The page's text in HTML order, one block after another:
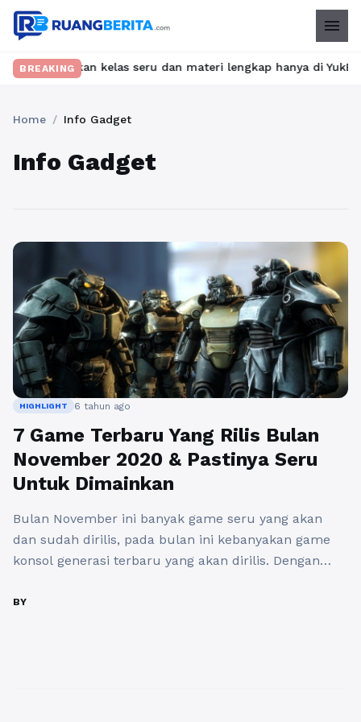
menu
BREAKINGkelas seru dan materi lengkap hanya di
Home / Info Gadget
Info Gadget
HIGHLIGHT 6 tahun ago
7 Game Terbaru Yang Rilis Bulan
November 2020 & Pastinya Seru
Untuk Dimainkan
Bulan November ini banyak game seru yang akan
dan sudah dirilis, pada bulan ini kebanyakan game
konsol generasi terbaru yang akan dirilis. Dengan
memberikan kesempatan para gamer untuk
BY